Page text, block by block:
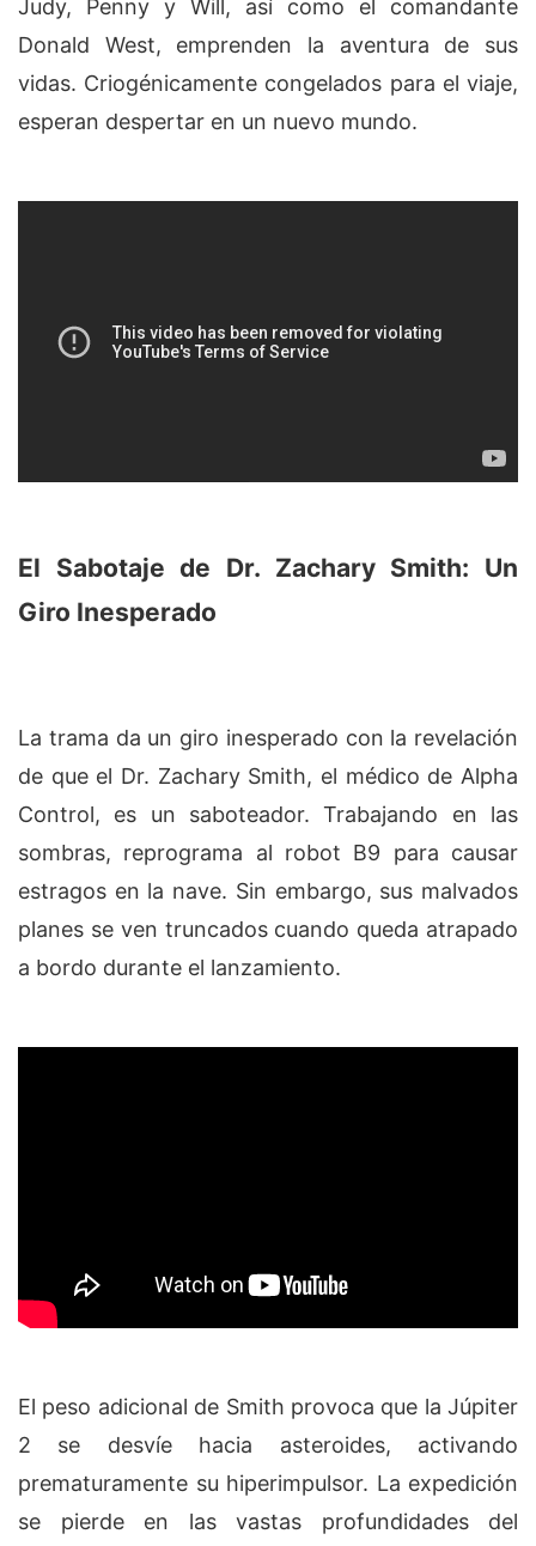
Judy, Penny y Will, así como el comandante
Donald West, emprenden la aventura de sus
vidas. Criogénicamente congelados para el viaje,
esperan despertar en un nuevo mundo.
El Sabotaje de Dr. Zachary Smith: Un
Giro Inesperado
La trama da un giro inesperado con la revelación
de que el Dr. Zachary Smith, el médico de Alpha
Control, es un saboteador. Trabajando en las
sombras, reprograma al robot B9 para causar
estragos en la nave. Sin embargo, sus malvados
planes se ven truncados cuando queda atrapado
a bordo durante el lanzamiento.
El peso adicional de Smith provoca que la Júpiter
2 se desvíe hacia asteroides, activando
prematuramente su hiperimpulsor. La expedición
se pierde en las vastas profundidades del